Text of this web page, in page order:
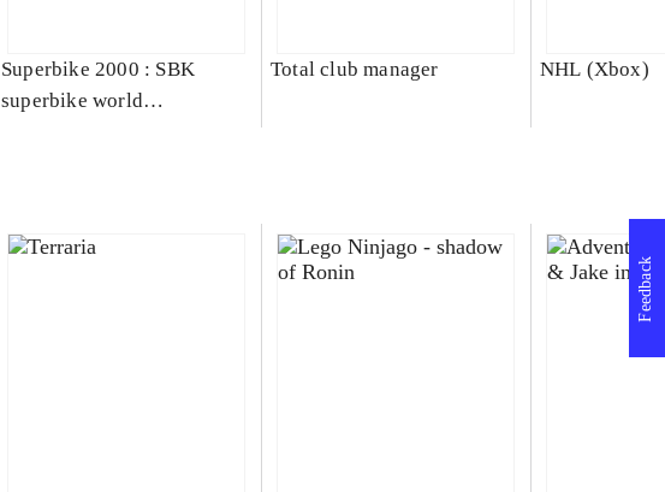
Superbike 2000 : SBK
superbike world
Total club manager NHL (Xbox)
Feedback